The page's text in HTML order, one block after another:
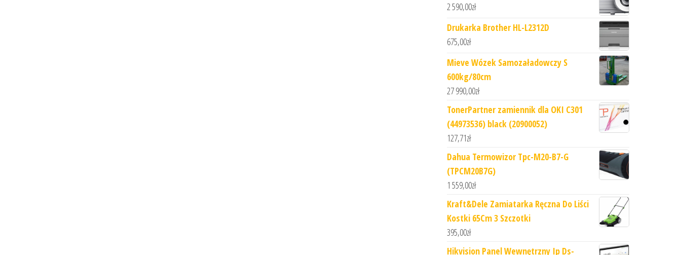
2 590,00zł
Drukarka Brother HL-L2312D
675,00zł
Mieve Wózek Samozaładowczy S
600kg/80cm
27 990,00zł
TonerPartner zamiennik dla OKI C301
(44973536) black (20900052)
127,71zł
Dahua Termowizor Tpc-M20-B7-G
(TPCM20B7G)
1 559,00zł
Kraft&Dele Zamiatarka Ręczna Do Liści
Kostki 65Cm 3 Szczotki
395,00zł
Hikvision Panel Wewnętrzny Ip Ds-